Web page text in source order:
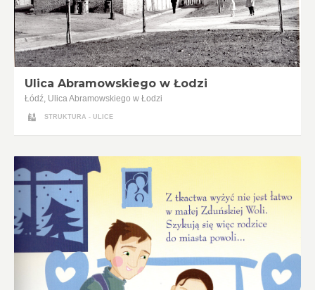
Ulica Abramowskiego w Łodzi
Łódź, Ulica Abramowskiego w Łodzi
STRUKTURA - ULICE